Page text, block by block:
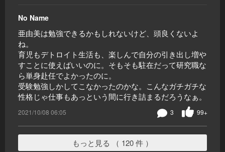
No Name
亜由美は勉強できるかもしれないけど、頭良くないよ
ね。
育児もデトロイト生活も、楽しんで自分の引き出し増や
すことに使えばいいのに。そもそも駐在だって研究職な
ら単身赴任でよかったのに。
受験勉強しかしてこなかったのかな。こんなガチガチな
性格じゃ仕事もあっという間に行き詰まるだろうなぁ。
2021/10/08 06:05 99+
3
もっと見る （ 120 件 ）